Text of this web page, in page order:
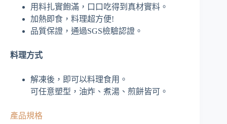
用料扎實飽滿，口口吃得到真材實料。
加熱即食，料理超方便!
品質保證，通過SGS檢驗認證。
料理方式
解凍後，即可以料理食用。
可任意塑型，油炸、煮湯、煎餅皆可。
產品規格